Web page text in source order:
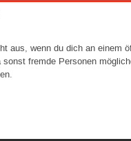
aus, wenn du dich an einem
fremde Personen